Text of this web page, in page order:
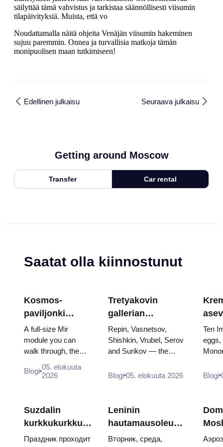
säilyttää tämä vahvistus ja tarkistaa säännöllisesti viisumin
tilapäivityksiä. Muista, että vo
Noudattamalla näitä ohjeita Venäjän viisumin hakeminen
sujuu paremmin. Onnea ja turvallisia matkoja tämän
monipuolisen maan tutkimiseen!
Edellinen julkaisu Seuraava julkaisu
Getting around Moscow
Transfer Car rental
Saatat olla kiinnostunut
Kosmos-
paviljonki
VDNKh:ssa:
Venäjän suurin
avaruusnäyttely
A full-size Mir
module you can
walk through, the
model, scorched
flight...
Blogi 05. elokuuta
2026
Tretyakovin
gallerian
mestariteokset:
Maalaukset,
joiden takia
suunnitelmia
Repin, Vasnetsov,
Shishkin, Vrubel, Serov
and Surikov — the
where they hang, and
Blogi 05. elokuuta 2026
Ten
eggs,
and
Blogi
Suzdalin
kurkkukurkku-
päivä 2026:
Праздник проходит
Leninin
hautamausoleumi:
aukioloajat,
Вторник, среда,